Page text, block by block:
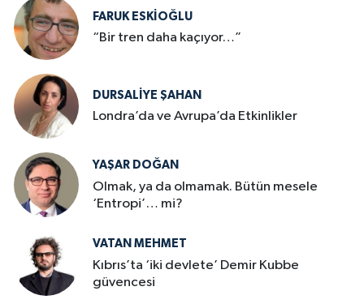
FARUK ESKİOĞLU
“Bir tren daha kaçıyor…”
DURSALIYE ŞAHAN
Londra’da ve Avrupa’da Etkinlikler
YAŞAR DOĞAN
Olmak, ya da olmamak. Bütün mesele
‘Entropi’… mi?
VATAN MEHMET
Kıbrıs’ta ‘iki devlete’ Demir Kubbe
güvencesi